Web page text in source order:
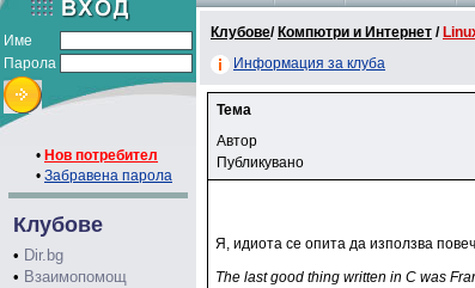
Име
Парола
• Нов потребител
• Забравена парола
Клубове
• Dir.bg
• Взаимопомощ
Клубове/ Компютри и Интернет /
Информация за клуба
Тема
Автор
Публикувано
Я, идиота се опита да използва
The last good thing written in C was